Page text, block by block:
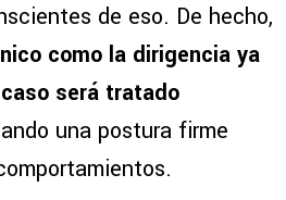
de eso. De hecho,
como la dirigencia ya
será tratado
una postura firme